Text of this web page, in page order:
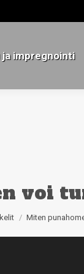
ja impregnointi
voi
Miten
ja impregnointi